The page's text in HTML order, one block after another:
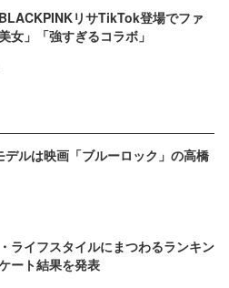
リサTikTok登場でファ
女」「強すぎるコラボ」
デルは映画「ブルーロック」の高橋
ライフスタイルにまつわるランキン
ート結果を発表